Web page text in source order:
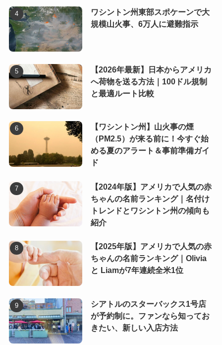
ワシントン州東部スポケーンで大
規模山火事、6万人に避難指示
【2026年最新】日本からアメリカ
へ荷物を送る方法｜100ドル規制
と最適ルート比較
【ワシントン州】山火事の煙
（PM2.5）が来る前に！今すぐ始
める夏のアラート＆事前準備ガイ
ド
【2024年版】アメリカで人気の赤
ちゃんの名前ランキング｜名付け
トレンドとワシントン州の傾向も
紹介
【2025年版】アメリカで人気の赤
ちゃんの名前ランキング｜Olivia
と Liamが7年連続全米1位
シアトルのスターバックス1号店
が予約制に。ファンなら知ってお
きたい、新しい入店方法